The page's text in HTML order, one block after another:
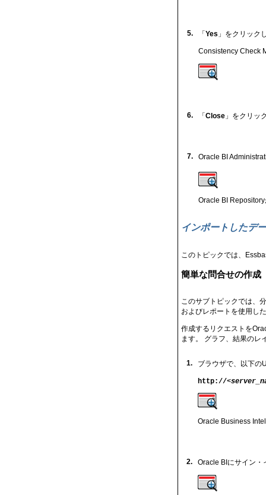
5. 「 Yes 」をクリック
Consistency Check
6. 「 Close 」をクリッ
7. Oracle BI
Oracle BI
インポートしたデ
このトピックでは、
簡単な問合せの作成
このサブトピックでは、
およびレポートを使用し
作成するリクエストを
ます。 グラフ、結果のレ
1. ブラウザで、以下の
http://
Oracle Business
2. Oracle BIにサイン・